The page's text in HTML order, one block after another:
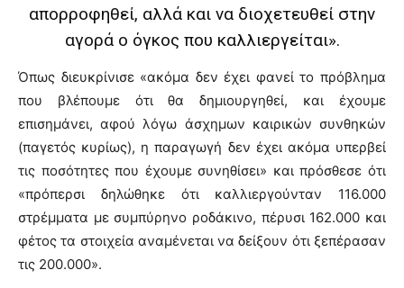
απορροφηθεί, αλλά και να διοχετευθεί στην
αγορά ο όγκος που καλλιεργείται».
Όπως διευκρίνισε «ακόμα δεν έχει φανεί το πρόβλημα
που βλέπουμε ότι θα δημιουργηθεί, και έχουμε
επισημάνει, αφού λόγω άσχημων καιρικών συνθηκών
(παγετός κυρίως), η παραγωγή δεν έχει ακόμα υπερβεί
τις ποσότητες που έχουμε συνηθίσει» και πρόσθεσε ότι
«πρόπερσι δηλώθηκε ότι καλλιεργούνταν 116.000
στρέμματα με συμπύρηνο ροδάκινο, πέρυσι 162.000 και
φέτος τα στοιχεία αναμένεται να δείξουν ότι ξεπέρασαν
τις 200.000».